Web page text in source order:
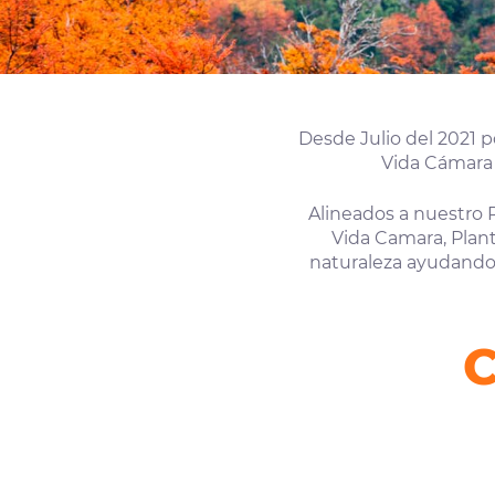
Desde Julio del 2021
Vida
Alineados a nuestro
Vida Camara,
naturaleza